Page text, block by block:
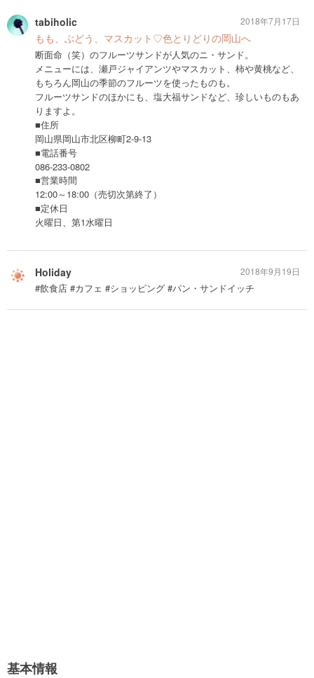
tabiholic
もも、ぶどう、マスカット♡色とりどりの岡山へ
断面命（笑）のフルーツサンドが人気のニ・サンド。
メニューには、瀬戸ジャイアンツやマスカット、柿や黄桃など、
もちろん岡山の季節のフルーツを使ったものも。
フルーツサンドのほかにも、塩大福サンドなど、珍しいものもあ
りますよ。
■住所
岡山県岡山市北区柳町2-9-13
■電話番号
086-233-0802
■営業時間
12:00～18:00（売切次第終了）
■定休日
火曜日、第1水曜日
2018年7月17日
Holiday
#飲食店 #カフェ #ショッピング #パン・サンドイッチ
2018年9月19日
基本情報